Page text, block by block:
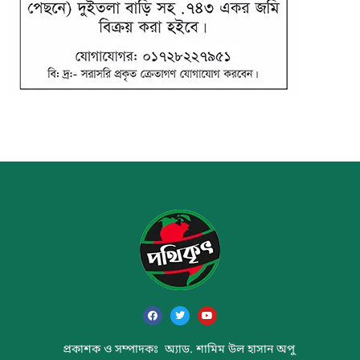
প্রকাশক ও সম্পাদকঃ অ্যাড. শামিম উল হাসান অপু